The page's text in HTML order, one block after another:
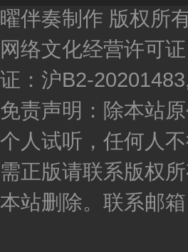
曜伴奏制作 版权所
网络文化经营许可
证：沪B2-
免责声明：除本站
个人试听，任何人
需正版请联系版权
本站删除。联系邮